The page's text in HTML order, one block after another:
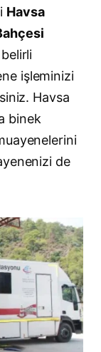
Havsa
işleminizi
Havsa
binek
de